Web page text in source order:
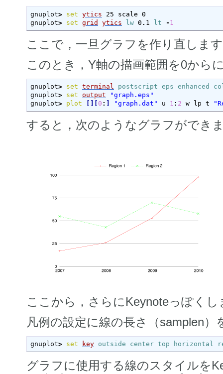
gnuplot> set ytics 25 scale 0
gnuplot> set grid ytics lw 0 . 1 lt - 1
ここで，一旦グラフを作り直しま
このとき，Y軸の描画範囲を0から
gnuplot> set terminal postscript eps enhanced
gnuplot> set output
"graph.eps"
gnuplot> plot 0 : "graph.dat" u 1 : 2 w lp t
すると，次のようなグラフができ
ここから，さらにKeynoteっぽくし
凡例の設定に線の長さ（samplen）
gnuplot> set key outside center top horizontal
グラフに使用する線のスタイルを